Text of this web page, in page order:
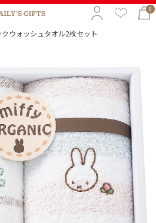
0
ウォッシュタオル2枚セット